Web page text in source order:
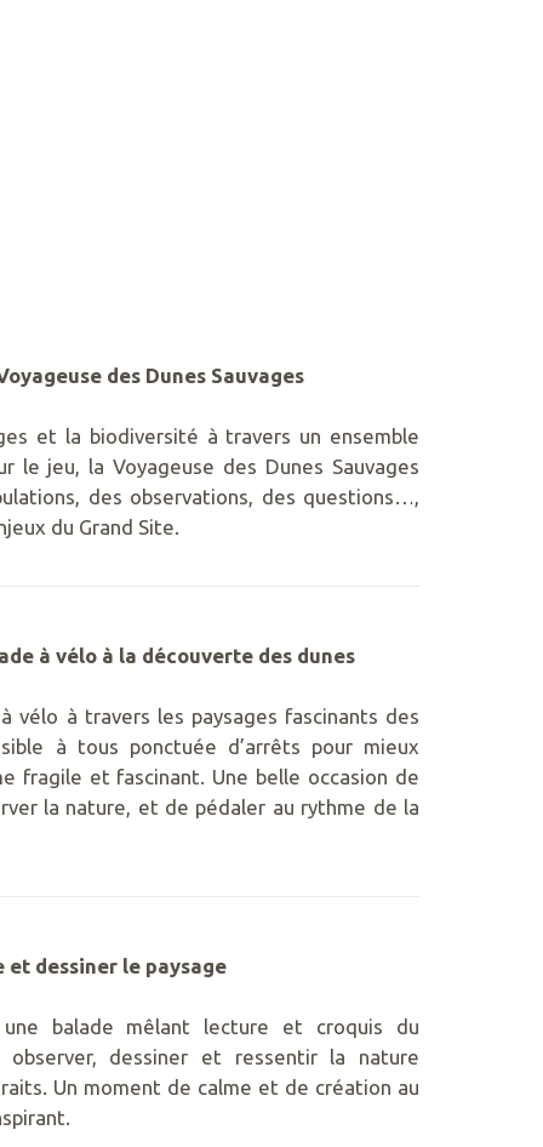
des Dunes Sauvages
et la biodiversité à travers un ensemble
le jeu, la Voyageuse des Dunes Sauvages
des observations, des questions…,
du Grand Site.
à vélo à la découverte des dunes
vélo à travers les paysages fascinants des
à tous ponctuée d’arrêts pour mieux
fragile et fascinant. Une belle occasion de
la nature, et de pédaler au rythme de la
dessiner le paysage
une balade mêlant lecture et croquis du
observer, dessiner et ressentir la nature
Un moment de calme et de création au